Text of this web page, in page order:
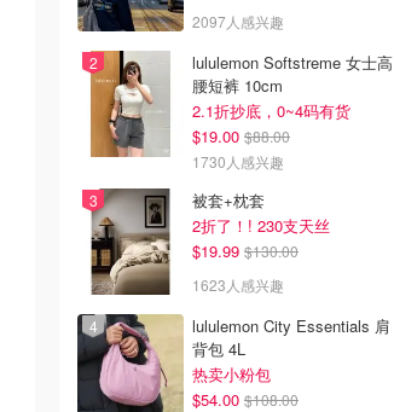
2097人感兴趣
lululemon Softstreme 女士高
腰短裤 10cm
2.1折抄底，0~4码有货
$19.00 $88.00
1730人感兴趣
被套+枕套
2折了！! 230支天丝
$19.99 $130.00
1623人感兴趣
lululemon City Essentials 肩
背包 4L
热卖小粉包
$54.00 $108.00